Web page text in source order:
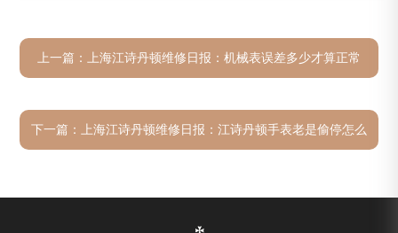
上一篇： 上海江诗丹顿维修日报：机械表误差多少才算正常
下一篇： 上海江诗丹顿维修日报：江诗丹顿手表老是偷停怎么